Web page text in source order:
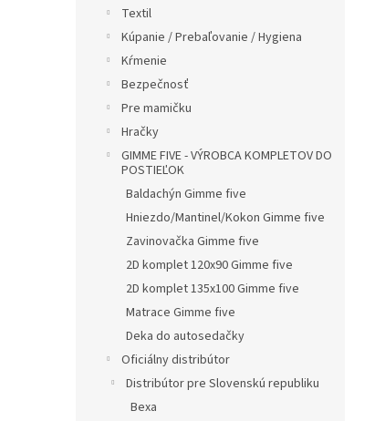
Textil
Kúpanie / Prebaľovanie / Hygiena
Kŕmenie
Bezpečnosť
Pre mamičku
Hračky
GIMME FIVE - VÝROBCA KOMPLETOV DO
POSTIEĽOK
Baldachýn Gimme five
Hniezdo/Mantinel/Kokon Gimme five
Zavinovačka Gimme five
2D komplet 120x90 Gimme five
2D komplet 135x100 Gimme five
Matrace Gimme five
Deka do autosedačky
Oficiálny distribútor
Distribútor pre Slovenskú republiku
Bexa